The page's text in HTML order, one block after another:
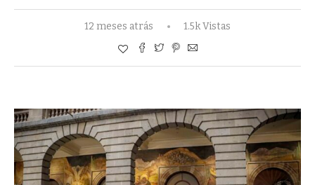
12 meses atrás 1.5k Vistas